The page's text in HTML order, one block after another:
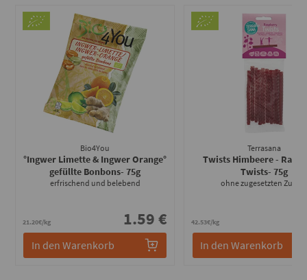
Bio4You
°Ingwer Limette & Ingwer Orange°
gefüllte Bonbons- 75g
erfrischend und belebend
21.20€/kg 1.59 €
In den Warenkorb
Terrasana
Twists Himbeere -
Twists- 75g
ohne zugesetzten Zucker
42.53€/kg
In den Warenkorb